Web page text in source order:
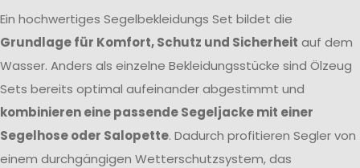
Ein hochwertiges Segelbekleidungs Set bildet die
Grundlage für Komfort, Schutz und Sicherheit auf dem
Wasser. Anders als einzelne Bekleidungsstücke sind Ölzeug
Sets bereits optimal aufeinander abgestimmt und
kombinieren eine passende Segeljacke mit einer
Segelhose oder Salopette. Dadurch profitieren Segler von
einem durchgängigen Wetterschutzsystem, das